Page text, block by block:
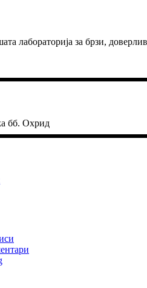
лабораторија за брзи,
бб. Охрид